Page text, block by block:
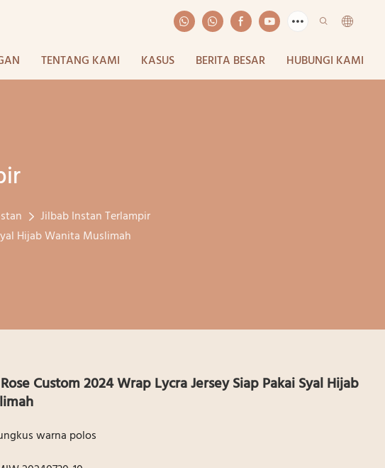
TENTANG KAMI KASUS BERITA BESAR HUBUNGI KAMI
Jilbab Instan Terlampir
Hijab Wanita Muslimah
Custom 2024 Wrap Lycra Jersey Siap Pakai Syal Hijab
warna polos